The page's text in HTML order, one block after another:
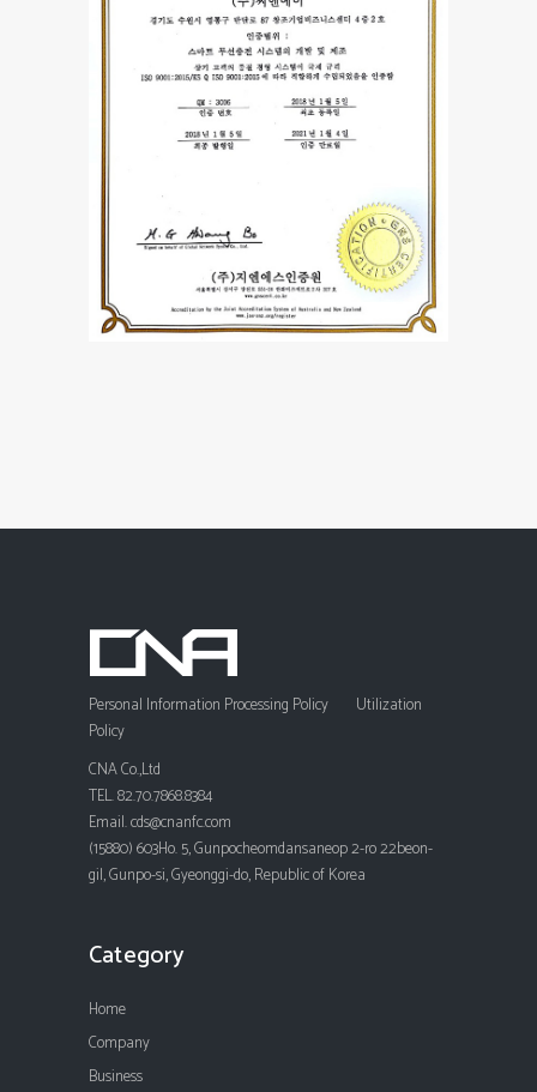
Personal Information Processing Policy
Utilization
Policy
CNA Co.,Ltd
TEL. 82.70.7868.8384
Email. cds@cnanfc.com
(15880) 603Ho. 5, Gunpocheomdansaneop 2-ro 22beon-
gil, Gunpo-si, Gyeonggi-do, Republic of Korea
Category
Home
Company
Business